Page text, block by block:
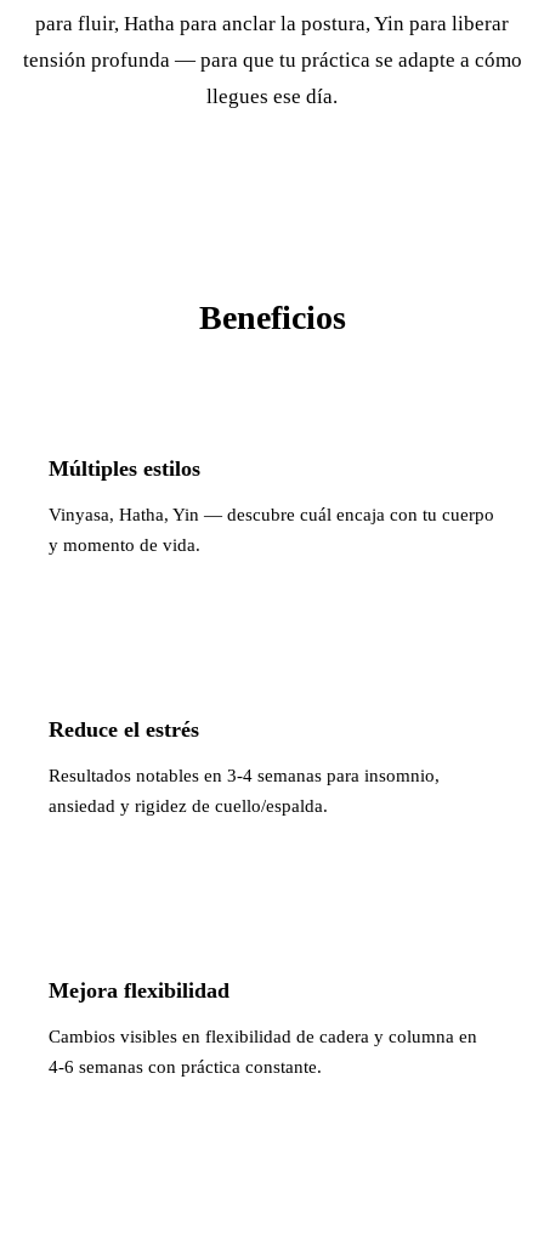
para fluir, Hatha para anclar la postura, Yin para liberar
tensión profunda — para que tu práctica se adapte a cómo
llegues ese día.
Beneficios
Múltiples estilos
Vinyasa, Hatha, Yin — descubre cuál encaja con tu cuerpo
y momento de vida.
Reduce el estrés
Resultados notables en 3-4 semanas para insomnio,
ansiedad y rigidez de cuello/espalda.
Mejora flexibilidad
Cambios visibles en flexibilidad de cadera y columna en
4-6 semanas con práctica constante.